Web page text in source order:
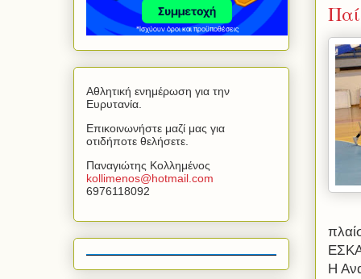
Η
Αθλητική ενημέρωση για την
Ευρυτανία.
Επικοινωνήστε μαζί μας για
οτιδήποτε θελήσετε.
Παναγιώτης Κολλημένος
kollimenos@hotmail com
6976118092